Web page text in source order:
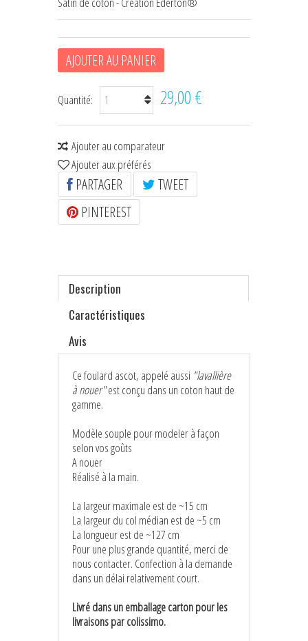
HOUSSES D'ÉTRIERS
POCHES À FRIANDISES
CEINTURES DE SMOKING
CHÈQUES CADEAU
AJOUTER AU PANIER
Quantité: 29,00 €
Ajouter au comparateur
Ajouter aux préférés
PARTAGER
TWEET
PINTEREST
Description
Caractéristiques
Avis
Ce foulard ascot, appelé aussi "lavallière
à nouer"est conçu dans un coton haut de
gamme.
Modèle souple pour modeler à façon
selon vos goûts
A nouer
Réalisé à la main.
La largeur maximale est de ~15 cm
La largeur du col médian est de ~5 cm
La longueur est de ~127 cm
Pour une plus grande quantité, merci de
nous contacter. Confection à la demande
dans un délai relativement court.
Livré dans un emballage carton pour les
livraisons par colissimo.